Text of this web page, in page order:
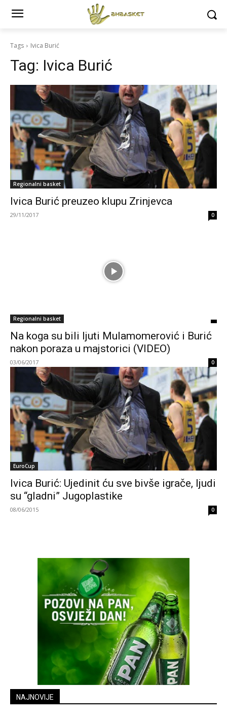
Tags Ivica Burić
Tag: Ivica Burić
Regionalni basket
Ivica Burić preuzeo klupu Zrinjevca
29/11/2017 0
Regionalni basket
Na koga su bili ljuti Mulamomerović i Burić
nakon poraza u majstorici (VIDEO)
03/06/2017 0
EuroCup
Ivica Burić: Ujedinit ću sve bivše igrače, ljudi
su “gladni” Jugoplastike
08/06/2015 0
NAJNOVIJE